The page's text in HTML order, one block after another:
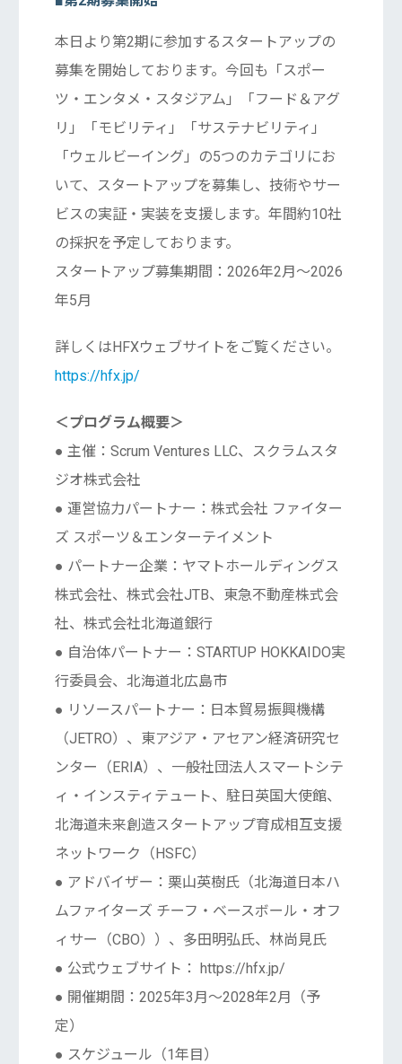
本日より第2期に参加するスタートアップの
募集を開始しております。今回も「スポー
ツ・エンタメ・スタジアム」「フード＆アグ
リ」「モビリティ」「サステナビリティ」
「ウェルビーイング」の5つのカテゴリにお
いて、スタートアップを募集し、技術やサー
ビスの実証・実装を支援します。年間約10社
の採択を予定しております。
スタートアップ募集期間：2026年2月〜2026
年5月
詳しくはHFXウェブサイトをご覧ください。
https://hfx.jp/
＜プログラム概要＞
● 主催：Scrum Ventures LLC、スクラムスタ
ジオ株式会社
● 運営協力パートナー：株式会社 ファイター
ズ スポーツ＆エンターテイメント
● パートナー企業：ヤマトホールディングス
株式会社、株式会社JTB、東急不動産株式会
社、株式会社北海道銀行
● 自治体パートナー：STARTUP HOKKAIDO実
行委員会、北海道北広島市
● リソースパートナー：日本貿易振興機構
（JETRO）、東アジア・アセアン経済研究セ
ンター（ERIA）、一般社団法人スマートシテ
ィ・インスティテュート、駐日英国大使館、
北海道未来創造スタートアップ育成相互支援
ネットワーク（HSFC）
● アドバイザー：栗山英樹氏（北海道日本ハ
ムファイターズ チーフ・ベースボール・オフ
ィサー（CBO））、多田明弘氏、林尚見氏
● 公式ウェブサイト： https://hfx.jp/
● 開催期間：2025年3月〜2028年2月（予
定）
● スケジュール（1年目）